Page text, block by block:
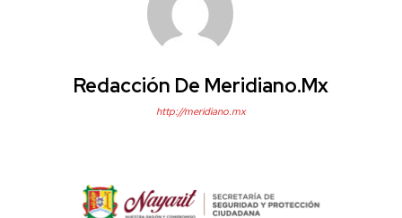
Redacción De Meridiano.mx
http://meridiano.mx